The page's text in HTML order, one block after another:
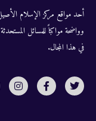
أحد مواقع مركز الإسلام
وواضحة مواكباً للمسائل
في هذا المجال.